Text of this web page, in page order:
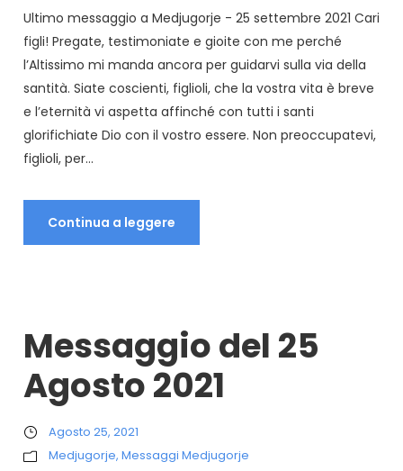
Ultimo messaggio a Medjugorje - 25 settembre 2021 Cari
figli! Pregate, testimoniate e gioite con me perché
l’Altissimo mi manda ancora per guidarvi sulla via della
santità. Siate coscienti, figlioli, che la vostra vita è breve
e l’eternità vi aspetta affinché con tutti i santi
glorifichiate Dio con il vostro essere. Non preoccupatevi,
figlioli, per...
Continua a leggere
Messaggio del 25
Agosto 2021
Agosto 25, 2021
Medjugorje, Messaggi Medjugorje